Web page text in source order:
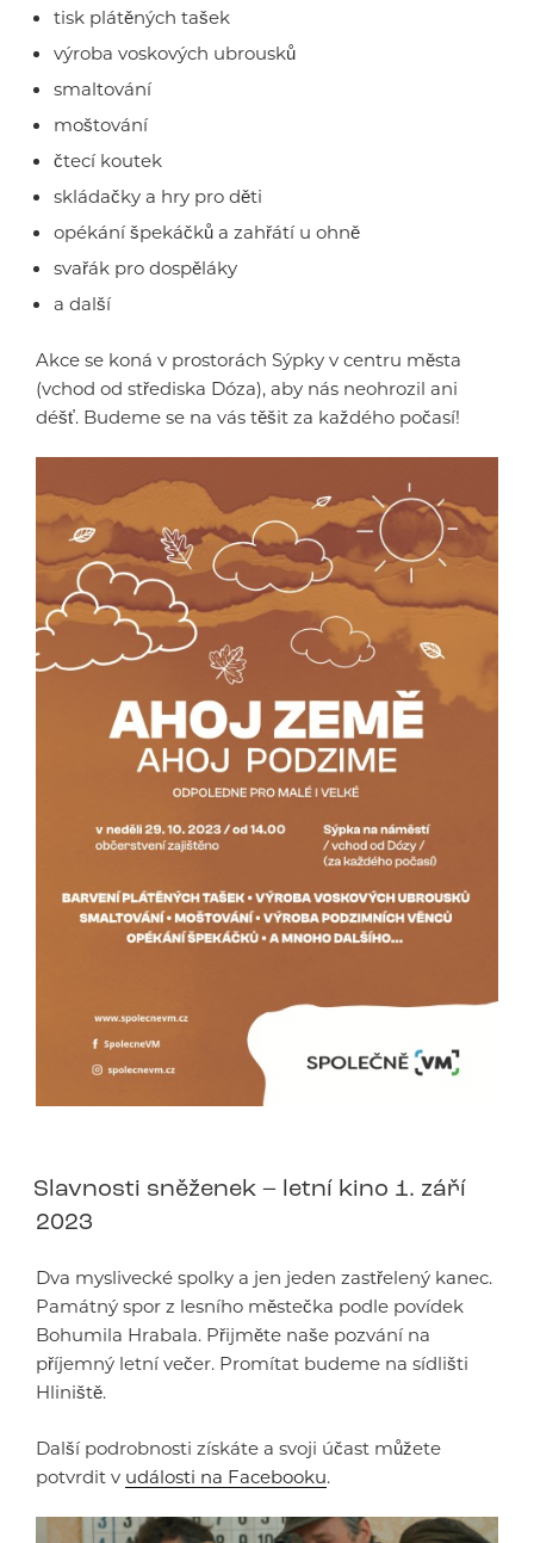
tisk plátěných tašek
výroba voskových ubrousků
smaltování
moštování
čtecí koutek
skládačky a hry pro děti
opékání špekáčků a zahřátí u ohně
svařák pro dospěláky
a další
Akce se koná v prostorách Sýpky v centru města
(vchod od střediska Dóza), aby nás neohrozil ani
déšť. Budeme se na vás těšit za každého počasí!
Slavnosti sněženek – letní kino 1. září
2023
Dva myslivecké spolky a jen jeden zastřelený kanec.
Památný spor z lesního městečka podle povídek
Bohumila Hrabala. Přijměte naše pozvání na
příjemný letní večer. Promítat budeme na sídlišti
Hliniště.
Další podrobnosti získáte a svoji účast můžete
potvrdit v události na Facebooku.